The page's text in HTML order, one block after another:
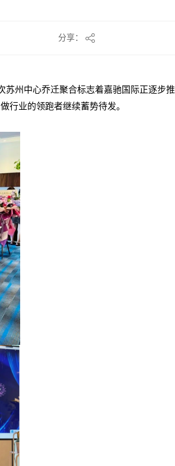
分享：
苏州中心乔迁聚合标志着嘉驰国际正逐步推
行业的领跑者继续蓄势待发。